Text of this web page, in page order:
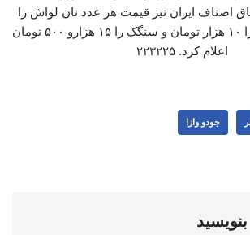
اصناف ایران نیز قیمت هر عدد نان لواش را
۲۷۰۰ تومان، بربری را ۱۰ هزار تومان و سنگک را ۱۵ هزارو ۵۰۰ تومان
اعلام کرد. ۲۲۳۲۲۵
جودو وازا